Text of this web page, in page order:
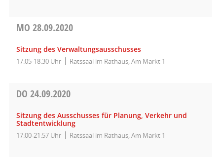
MO 28.09.2020
Sitzung des Verwaltungsausschusses
17:05-18:30 Uhr Ratssaal im Rathaus, Am Markt 1
DO 24.09.2020
Sitzung des Ausschusses für Planung, Verkehr und
Stadtentwicklung
17:00-21:57 Uhr Ratssaal im Rathaus, Am Markt 1